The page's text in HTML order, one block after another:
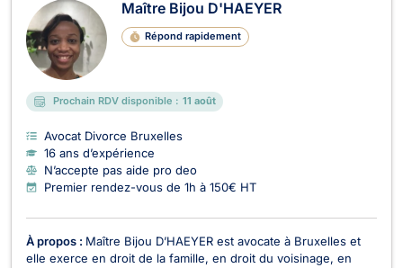
Maître Bijou D'HAEYER
Répond rapidement
Prochain RDV disponible : 11 août
Avocat Divorce Bruxelles
16 ans d’expérience
N’accepte pas aide pro deo
Premier rendez-vous de 1h à 150€ HT
À propos : Maître Bijou D’HAEYER est avocate à Bruxelles et
elle exerce en droit de la famille, en droit du voisinage, en